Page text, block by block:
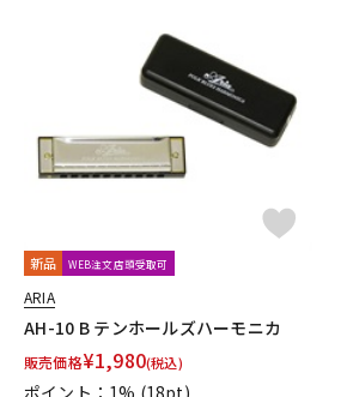
新品 WEB注文店頭受取可
ARIA
AH-10 B テンホールズハーモニカ
販売価格¥1,980(税込)